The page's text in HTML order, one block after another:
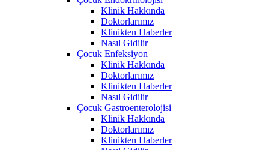
Klinik Hakkında
Doktorlarımız
Klinikten Haberler
Nasıl Gidilir
Çocuk Enfeksiyon
Klinik Hakkında
Doktorlarımız
Klinikten Haberler
Nasıl Gidilir
Çocuk Gastroenterolojisi
Klinik Hakkında
Doktorlarımız
Klinikten Haberler